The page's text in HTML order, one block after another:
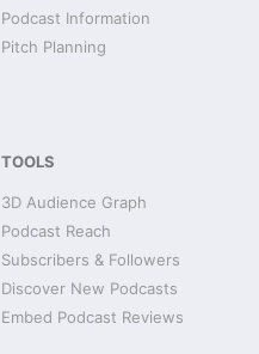
Podcast Information
Pitch Planning
TOOLS
3D Audience Graph
Podcast Reach
Subscribers & Followers
Discover New Podcasts
Embed Podcast Reviews